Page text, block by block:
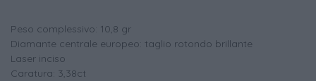
Peso complessivo: 10,8 gr
Diamante centrale europeo: taglio rotondo brillante
Laser inciso
Caratura: 3,38ct